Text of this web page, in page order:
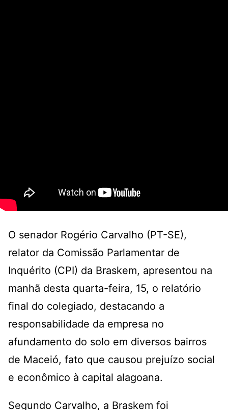
O senador Rogério Carvalho (PT-SE),
relator da Comissão Parlamentar de
Inquérito (CPI) da Braskem, apresentou na
manhã desta quarta-feira, 15, o relatório
final do colegiado, destacando a
responsabilidade da empresa no
afundamento do solo em diversos bairros
de Maceió, fato que causou prejuízo social
e econômico à capital alagoana.
Segundo Carvalho, a Braskem foi